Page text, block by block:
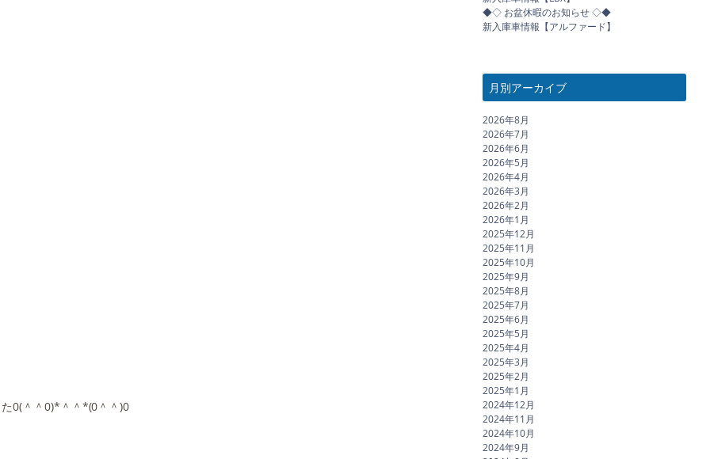
0(＾＾0)*＾＾*(0＾＾)0
◆◇ お盆休暇のお知らせ ◇◆
新入庫車情報【アルファード】
月別アーカイブ
2026年8月
2026年7月
2026年6月
2026年5月
2026年4月
2026年3月
2026年2月
2026年1月
2025年12月
2025年11月
2025年10月
2025年9月
2025年8月
2025年7月
2025年6月
2025年5月
2025年4月
2025年3月
2025年2月
2025年1月
2024年12月
2024年11月
2024年10月
2024年9月